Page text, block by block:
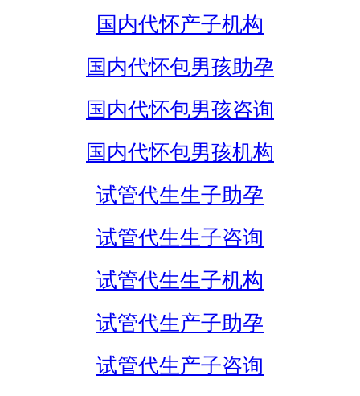
国内代怀产子机构
国内代怀包男孩助孕
国内代怀包男孩咨询
国内代怀包男孩机构
试管代生生子助孕
试管代生生子咨询
试管代生生子机构
试管代生产子助孕
试管代生产子咨询